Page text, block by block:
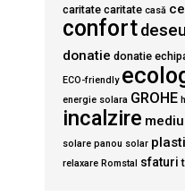
caritate caritate casă
confort
donatie donatie
ECO-friendly
energie solara GROHE
incalzire
solare panou solar
relaxare Romstal sfaturi